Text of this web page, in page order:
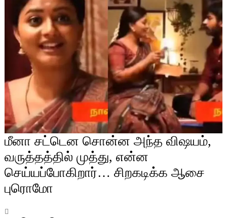
மீனா சட்டென சொன்ன அந்த விஷயம்,
வருத்தத்தில் முத்து, என்ன
செய்யப்போகிறார்… சிறகடிக்க ஆசை
புரொமோ